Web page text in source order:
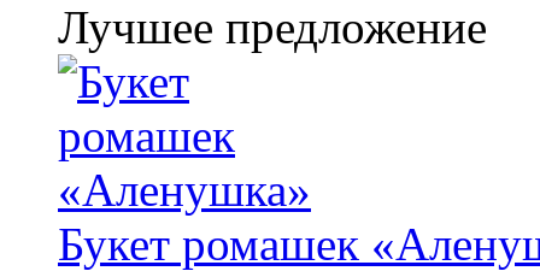
Лучшее предложение
Букет ромашек